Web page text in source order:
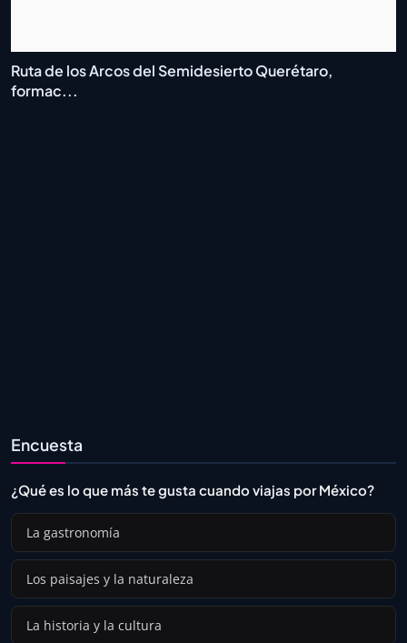
Ruta de los Arcos del Semidesierto Querétaro,
formac...
Encuesta
¿Qué es lo que más te gusta cuando viajas por México?
La gastronomía
Los paisajes y la naturaleza
La historia y la cultura